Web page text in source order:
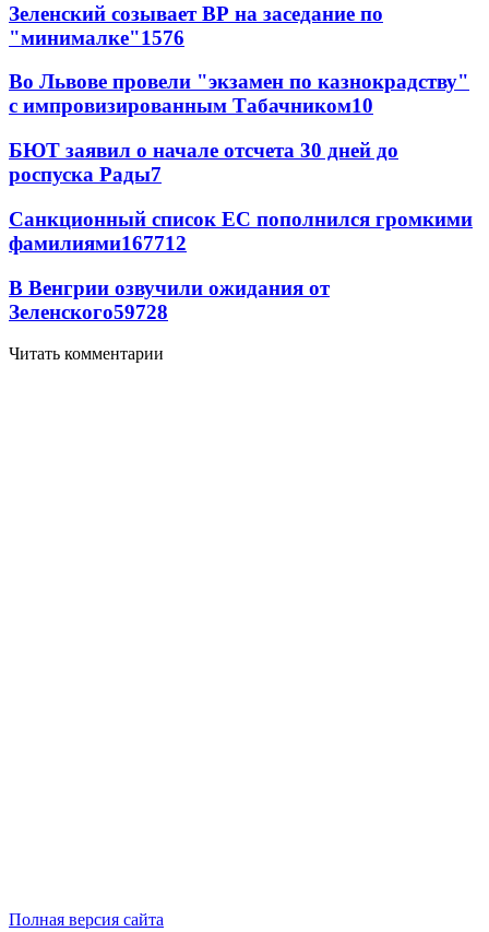
Зеленский созывает ВР на заседание по
"минималке"1576
Во Львове провели "экзамен по казнокрадству"
с импровизированным Табачником10
БЮТ заявил о начале отсчета 30 дней до
роспуска Рады7
Санкционный список ЕС пополнился громкими
фамилиями167712
В Венгрии озвучили ожидания от
Зеленского59728
Читать комментарии
Полная версия сайта